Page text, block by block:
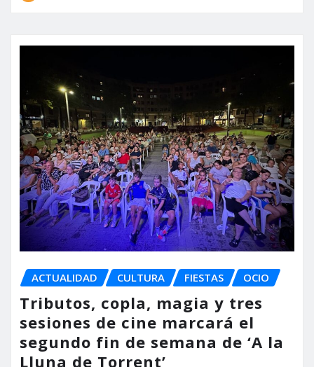
ACTUALIDAD CULTURA FIESTAS OCIO
Tributos, copla, magia y tres
sesiones de cine marcará el
segundo fin de semana de ‘A la
Lluna de Torrent’